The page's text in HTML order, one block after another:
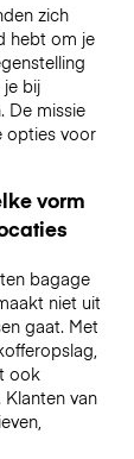
zich
hebt om je
bij
De missie
opties voor
vorm
bagage
niet uit
gaat. Met
ook
van